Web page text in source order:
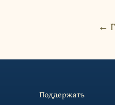
←
Поддержать